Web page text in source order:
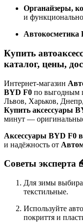
Органайзеры,
и
Автокосметика
Купить
каталог, цены,
Интернет-магазин
BYD F0 по выгодным
Львов, Харьков,
Купить аксессуары
минут — оригинальные
Аксессуары BYD F0
и надёжность от
Советы эксперта
Для зимы
текстильные.
Используйте
покриття и